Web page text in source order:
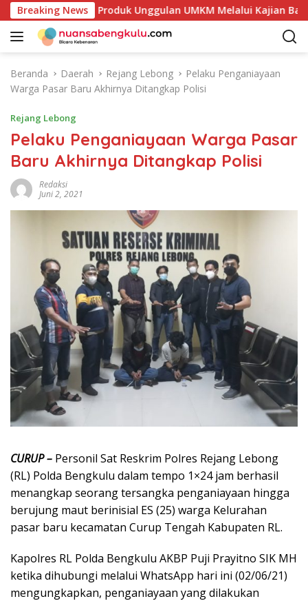
a
Breaking News
Potensi Produk Unggulan UMKM Melalui Kajian Bank
Beranda Daerah Rejang Lebong
Pelaku Penganiayaan
Warga Pasar Baru Akhirnya Ditangkap Polisi
Rejang Lebong
Pelaku Penganiayaan Warga Pasar
Baru Akhirnya Ditangkap Polisi
Redaksi
Juni 2, 2021
CURUP – Personil Sat Reskrim Polres Rejang Lebong
(RL) Polda Bengkulu dalam tempo 1×24 jam berhasil
menangkap seorang tersangka penganiayaan hingga
berujung maut berinisial ES (25) warga Kelurahan
pasar baru kecamatan Curup Tengah Kabupaten RL.
Kapolres RL Polda Bengkulu AKBP Puji Prayitno SIK MH
ketika dihubungi melalui WhatsApp hari ini (02/06/21)
mengungkapkan, penganiayaan yang dilakukan